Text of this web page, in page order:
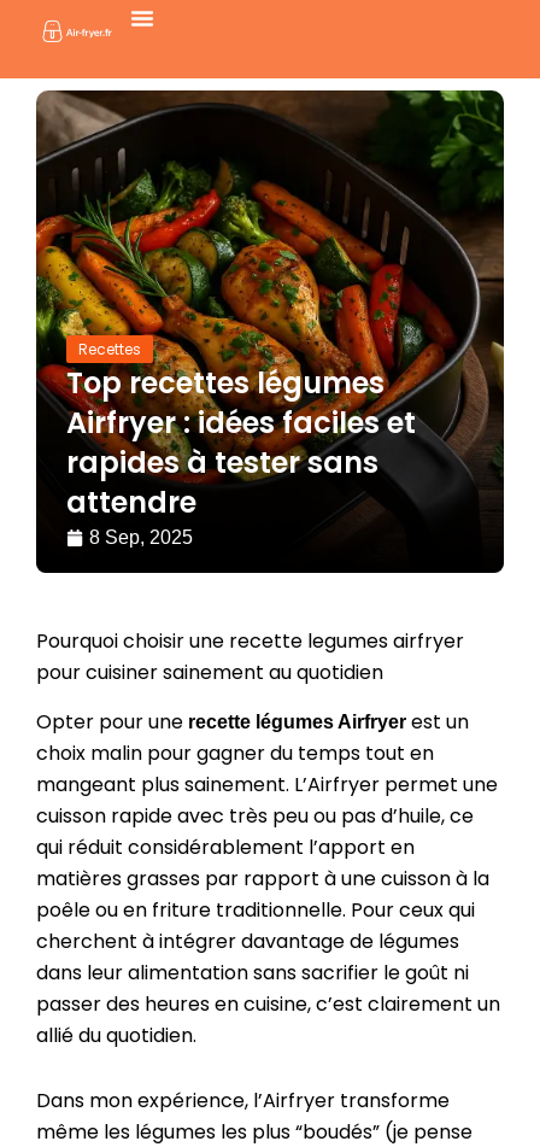
contenu
Recettes
Top recettes légumes
Airfryer : idées faciles et
rapides à tester sans
attendre
8 Sep, 2025
Pourquoi choisir une recette legumes airfryer
pour cuisiner sainement au quotidien
Opter pour une recette légumes Airfryer est un
choix malin pour gagner du temps tout en
mangeant plus sainement. L’Airfryer permet une
cuisson rapide avec très peu ou pas d’huile, ce
qui réduit considérablement l’apport en
matières grasses par rapport à une cuisson à la
poêle ou en friture traditionnelle. Pour ceux qui
cherchent à intégrer davantage de légumes
dans leur alimentation sans sacrifier le goût ni
passer des heures en cuisine, c’est clairement un
allié du quotidien.
Dans mon expérience, l’Airfryer transforme
même les légumes les plus “boudés” (je pense